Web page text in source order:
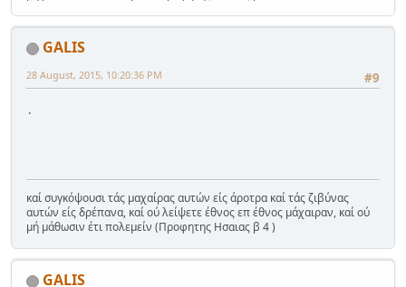
GALIS
#9
28 August, 2015, 10:20:36 PM
.
καί συγκόψουσι τάς μαχαίρας αυτών είς άροτρα καί τάς ζιβύνας
αυτών είς δρέπανα, καί ού λείψετε έθνος επ έθνος μάχαιραν, καί ού
μή μάθωσιν έτι πολεμείν (Προφητης Ησαιας β 4 )
GALIS